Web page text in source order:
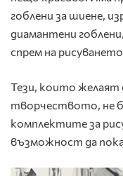
гоблени за шиене,
диамантени
спрем на
Тези, които желаят
творчеството, не
комплектите за
възможност да